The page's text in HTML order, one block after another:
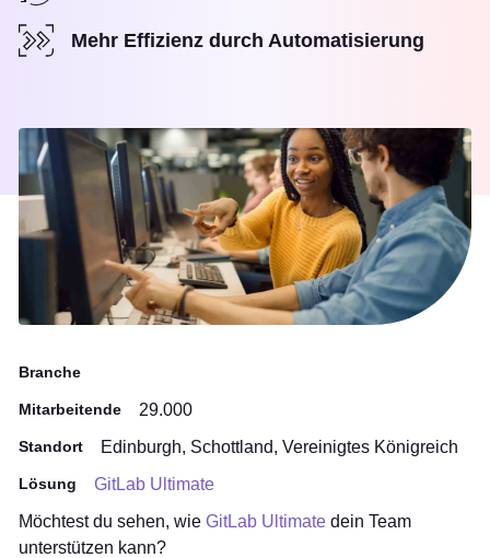
Mehr Effizienz durch Automatisierung
Branche
Mitarbeitende 29.000
Standort Edinburgh, Schottland, Vereinigtes Königreich
Lösung
GitLab Ultimate
Möchtest du sehen, wie GitLab Ultimate dein Team
unterstützen kann?